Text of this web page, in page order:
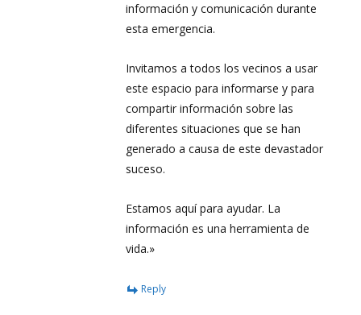
información y comunicación durante
esta emergencia.
Invitamos a todos los vecinos a usar
este espacio para informarse y para
compartir información sobre las
diferentes situaciones que se han
generado a causa de este devastador
suceso.
Estamos aquí para ayudar. La
información es una herramienta de
vida.»
Reply